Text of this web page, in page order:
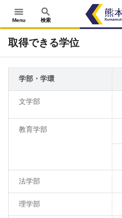
menu
Menu
search
検索
取得できる学位
学部・学環
文学部
教育学部
法学部
理学部